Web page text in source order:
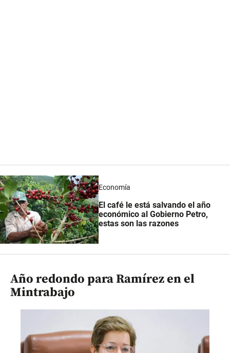
Economía
El café le está salvando el año
económico al Gobierno Petro,
estas son las razones
Año redondo para Ramírez en el
Mintrabajo